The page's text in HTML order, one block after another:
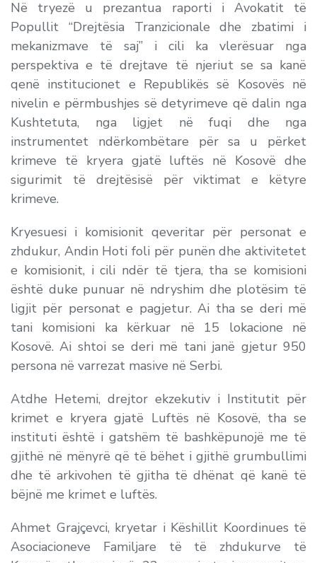
Në tryezë u prezantua raporti i Avokatit të
Popullit “Drejtësia Tranzicionale dhe zbatimi i
mekanizmave të saj” i cili ka vlerësuar nga
perspektiva e të drejtave të njeriut se sa kanë
qenë institucionet e Republikës së Kosovës në
nivelin e përmbushjes së detyrimeve që dalin nga
Kushtetuta, nga ligjet në fuqi dhe nga
instrumentet ndërkombëtare për sa u përket
krimeve të kryera gjatë luftës në Kosovë dhe
sigurimit të drejtësisë për viktimat e këtyre
krimeve.
Kryesuesi i komisionit qeveritar për personat e
zhdukur, Andin Hoti foli për punën dhe aktivitetet
e komisionit, i cili ndër të tjera, tha se komisioni
është duke punuar në ndryshim dhe plotësim të
ligjit për personat e pagjetur. Ai tha se deri më
tani komisioni ka kërkuar në 15 lokacione në
Kosovë. Ai shtoi se deri më tani janë gjetur 950
persona në varrezat masive në Serbi.
Atdhe Hetemi, drejtor ekzekutiv i Institutit për
krimet e kryera gjatë Luftës në Kosovë, tha se
instituti është i gatshëm të bashkëpunojë me të
gjithë në mënyrë që të bëhet i gjithë grumbullimi
dhe të arkivohen të gjitha të dhënat që kanë të
bëjnë me krimet e luftës.
Ahmet Grajçevci, kryetar i Këshillit Koordinues të
Asociacioneve Familjare të të zhdukurve të